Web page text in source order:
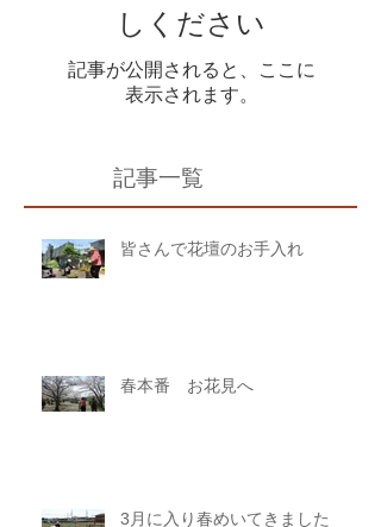
しください
記事が公開されると、ここに
表示されます。
記事一覧
皆さんで花壇のお手入れ
春本番 お花見へ
3月に入り春めいてきました